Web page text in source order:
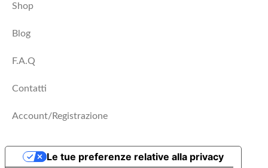
Shop
Blog
F.A.Q
Contatti
Account/Registrazione
Le tue preferenze relative alla privacy